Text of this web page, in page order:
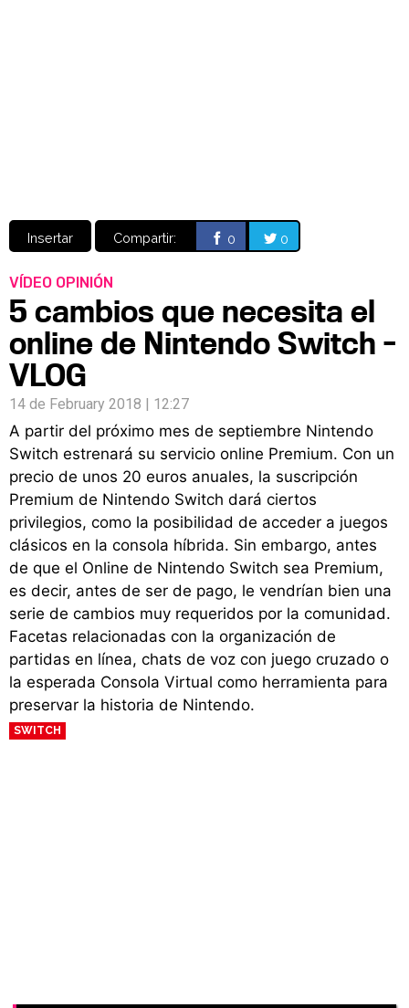
Insertar Compartir: 0 0
VÍDEO OPINIÓN
5 cambios que necesita el
online de Nintendo Switch -
VLOG
14 de February 2018 | 12:27
A partir del próximo mes de septiembre Nintendo
Switch estrenará su servicio online Premium. Con un
precio de unos 20 euros anuales, la suscripción
Premium de Nintendo Switch dará ciertos
privilegios, como la posibilidad de acceder a juegos
clásicos en la consola híbrida. Sin embargo, antes
de que el Online de Nintendo Switch sea Premium,
es decir, antes de ser de pago, le vendrían bien una
serie de cambios muy requeridos por la comunidad.
Facetas relacionadas con la organización de
partidas en línea, chats de voz con juego cruzado o
la esperada Consola Virtual como herramienta para
preservar la historia de Nintendo.
SWITCH